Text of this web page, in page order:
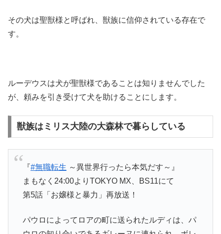
その犬は聖獣様と呼ばれ、獣族に信仰されている存在で
す。
ルーデウスは犬が聖獣様であることは知りませんでした
が、頼みを引き受けて犬を助けることにします。
獣族はミリス大陸の大森林で暮らしている
『#無職転生 ～異世界行ったら本気だす～』
まもなく24:00よりTOKYO MX、BS11にて
第5話「お嬢様と暴力」再放送！
パウロによってロアの町に送られたルディは、パ